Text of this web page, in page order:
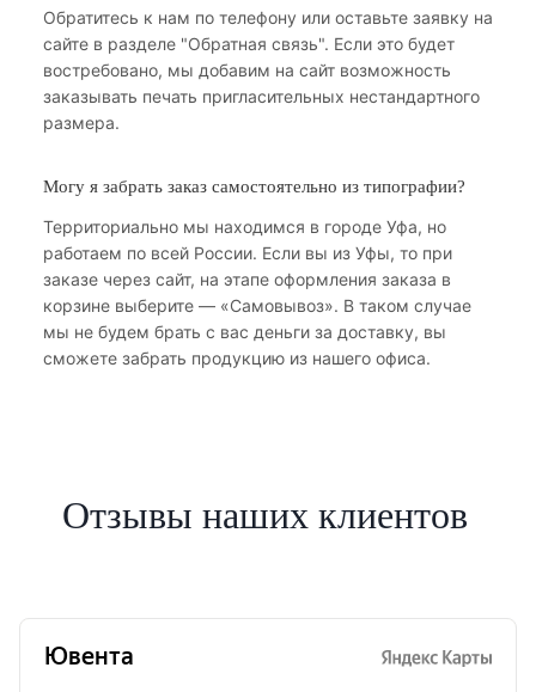
Обратитесь к нам по телефону или оставьте заявку на
сайте в разделе "Обратная связь". Если это будет
востребовано, мы добавим на сайт возможность
заказывать печать пригласительных нестандартного
размера.
Могу я забрать заказ самостоятельно из типографии?
Территориально мы находимся в городе Уфа, но
работаем по всей России. Если вы из Уфы, то при
заказе через сайт, на этапе оформления заказа в
корзине выберите — «Самовывоз». В таком случае
мы не будем брать с вас деньги за доставку, вы
сможете забрать продукцию из нашего офиса.
Отзывы наших клиентов